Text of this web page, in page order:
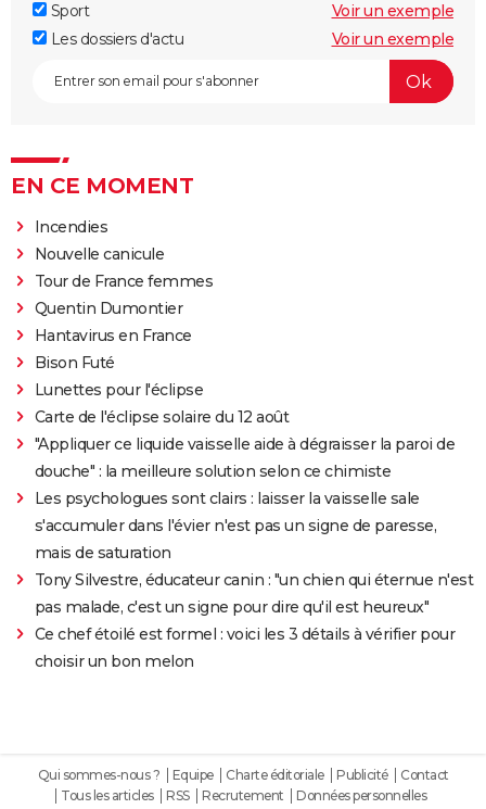
Sport
Voir un exemple
Les dossiers d'actu
Voir un exemple
EN CE MOMENT
Incendies
Nouvelle canicule
Tour de France femmes
Quentin Dumontier
Hantavirus en France
Bison Futé
Lunettes pour l'éclipse
Carte de l'éclipse solaire du 12 août
"Appliquer ce liquide vaisselle aide à dégraisser la paroi de
douche" : la meilleure solution selon ce chimiste
Les psychologues sont clairs : laisser la vaisselle sale
s'accumuler dans l'évier n'est pas un signe de paresse,
mais de saturation
Tony Silvestre, éducateur canin : "un chien qui éternue n'est
pas malade, c'est un signe pour dire qu'il est heureux"
Ce chef étoilé est formel : voici les 3 détails à vérifier pour
choisir un bon melon
Qui sommes-nous ? Equipe Charte éditoriale Publicité
Contact
Tous les articles
RSS Recrutement
Données personnelles